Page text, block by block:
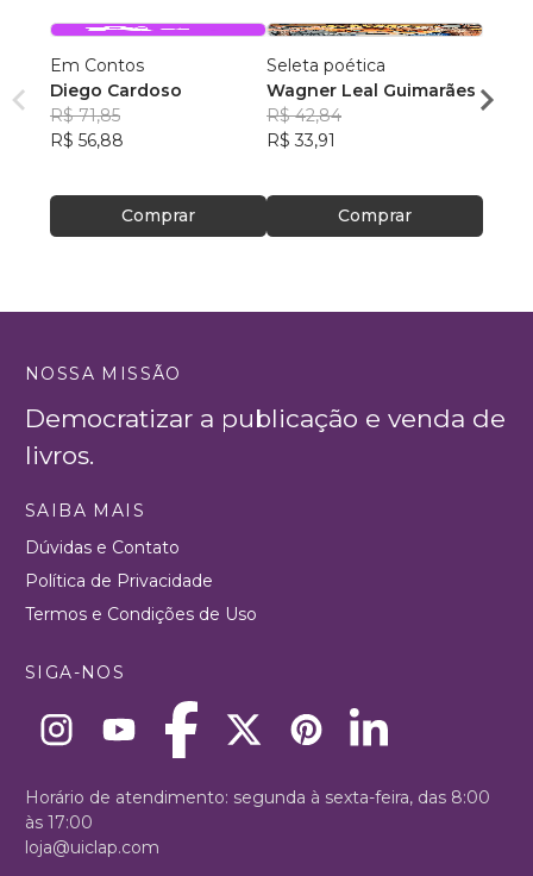
Em Contos
Diego Cardoso
R$ 71,85
R$ 56,88
Comprar
Seleta poética
Wagner Leal Guimarães
R$ 42,84
R$ 33,91
Comprar
ainda
Carla
NOSSA MISSÃO
Democratizar a publicação e venda de
livros.
SAIBA MAIS
Dúvidas e Contato
Política de Privacidade
Termos e Condições de Uso
SIGA-NOS
Horário de atendimento: segunda à sexta-feira, das 8:00
às 17:00
loja@uiclap.com